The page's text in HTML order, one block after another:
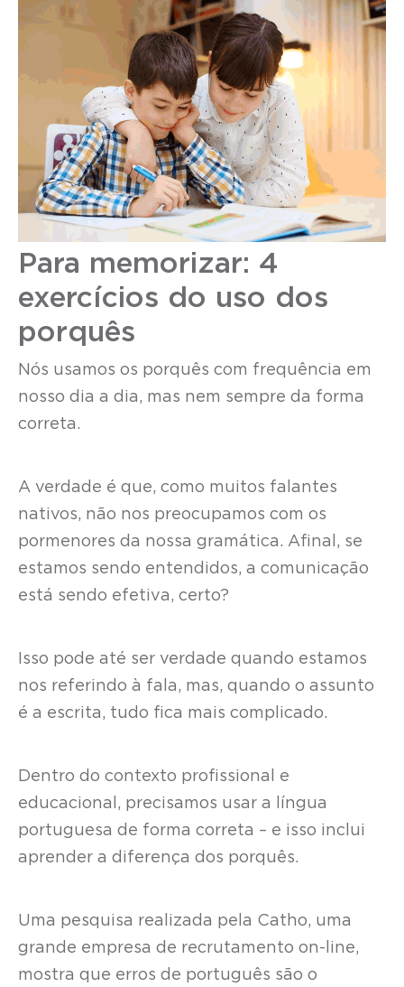
Para memorizar: 4
exercícios do uso dos
porquês
Nós usamos os porquês com frequência em
nosso dia a dia, mas nem sempre da forma
correta.
A verdade é que, como muitos falantes
nativos, não nos preocupamos com os
pormenores da nossa gramática. Afinal, se
estamos sendo entendidos, a comunicação
está sendo efetiva, certo?
Isso pode até ser verdade quando estamos
nos referindo à fala, mas, quando o assunto
é a escrita, tudo fica mais complicado.
Dentro do contexto profissional e
educacional, precisamos usar a língua
portuguesa de forma correta – e isso inclui
aprender a diferença dos porquês.
Uma pesquisa realizada pela Catho, uma
grande empresa de recrutamento on-line,
mostra que erros de português são o